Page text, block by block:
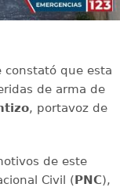
constató que esta
de arma de
, portavoz de
de este
Civil ( PNC),